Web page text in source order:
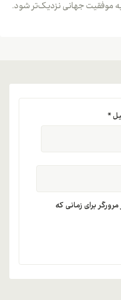
جهانی نزدیک‌تر شود.
برای زمانی که